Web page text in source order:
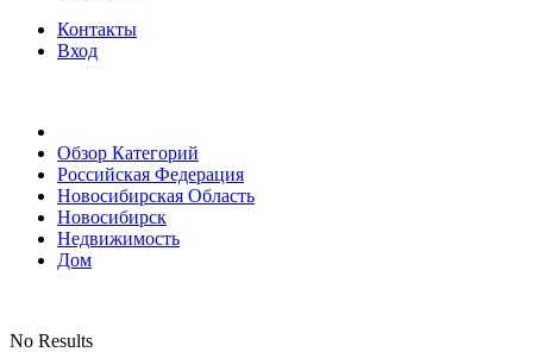
Контакты
Вход
Обзор Категорий
Российская Федерация
Новосибирская Область
Новосибирск
Недвижимость
Дом
No Results